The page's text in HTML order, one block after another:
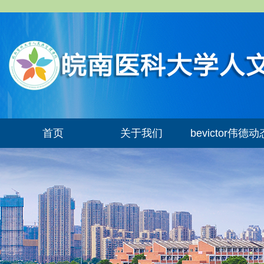
首页 关于我们 bevictor伟德动